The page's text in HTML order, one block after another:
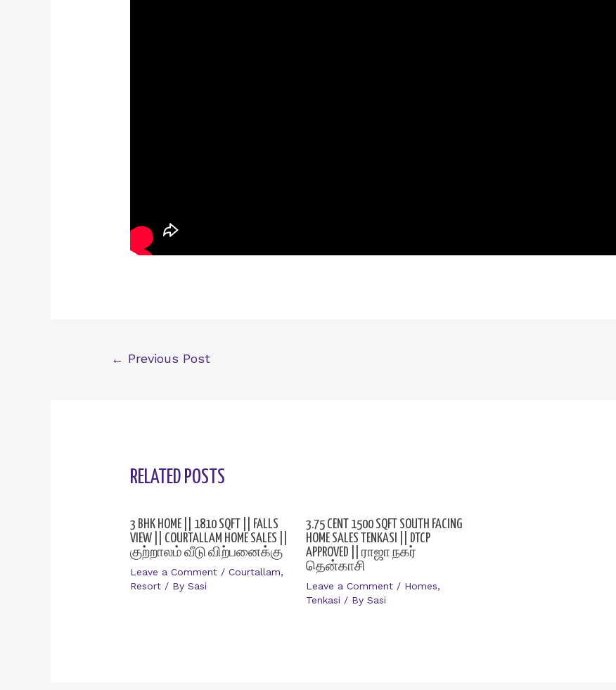
← Previous Post
RELATED POSTS
3 BHK HOME || 1810 SQFT || FALLS
VIEW || COURTALLAM HOME SALES ||
குற்றாலம் வீடு விற்பனைக்கு
Leave a Comment /Courtallam,
Resort / BySasi
3.75 CENT 1500 SQFT SOUTH FACING
HOME SALES TENKASI || DTCP
APPROVED || ராஜா நகர்
தென்காசி
Leave a Comment / Homes,
Tenkasi / By Sasi